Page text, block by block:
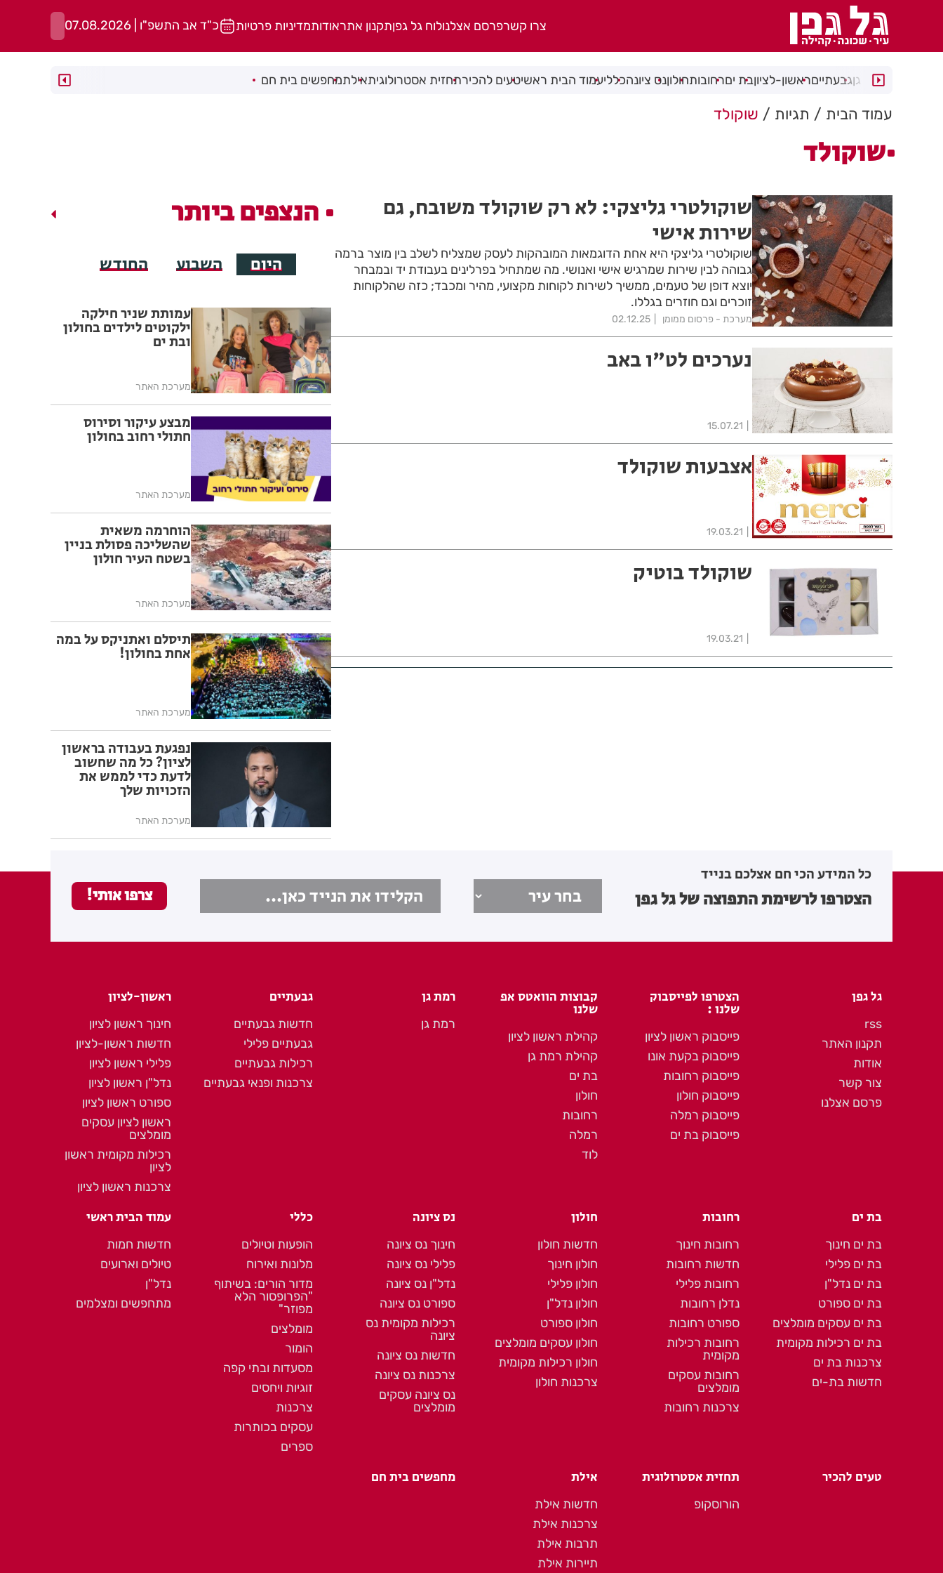
צרו קשרפרסם אצלנולוח גל גפןתקנון אתראודותמדיניות פרטיות כ"ד אב התשפ"ו | 07.08.2026
רמת גןגבעתייםראשון-לציוןבת יםרחובותחולוןנס ציונהכלליעמוד הבית ראשיטעים להכירתחזית אסטרולוגיתאילתמחפשים בית חם
עמוד הבית תגיות שוקולד
שוקולד
שוקולטרי גליצקי: לא רק שוקולד משובח, גם
שירות אישי
שוקולטרי גליצקי היא אחת הדוגמאות המובהקות לעסק שמצליח לשלב בין מוצר ברמה
גבוהה לבין שירות שמרגיש אישי ואנושי. מה שמתחיל בפרלינים בעבודת יד ובמבחר
יוצא דופן של טעמים, ממשיך לשירות לקוחות מקצועי, מהיר ומכבד; כזה שהלקוחות
זוכרים וגם חוזרים בגללו.
מערכת - פרסום ממומן 02.12.25
נערכים לט"ו באב
15.07.21
אצבעות שוקולד
19.03.21
שוקולד בוטיק
19.03.21
הנצפים ביותר
היום השבוע החודש
עמותת שניר חילקה
ילקוטים לילדים בחולון
ובת ים
מערכת האתר
מבצע עיקור וסירוס
חתולי רחוב בחולון
מערכת האתר
הוחרמה משאית
שהשליכה פסולת בניין
בשטח העיר חולון
מערכת האתר
תיסלם ואתניקס על במה
אחת בחולון!
מערכת האתר
נפגעת בעבודה בראשון
לציון? כל מה שחשוב
לדעת כדי לממש את
הזכויות שלך
מערכת האתר
כל המידע הכי חם אצלכם בנייד
הצטרפו לרשימת התפוצה של גל גפן
גל גפן
rss
תקנון האתר
אודות
צור קשר
פרסם אצלנו
הצטרפו לפייסבוק
שלנו :
פייסבוק ראשון לציון
פייסבוק בקעת אונו
פייסבוק רחובות
פייסבוק חולון
פייסבוק רמלה
פייסבוק בת ים
קבוצות הוואטס אפ
שלנו
קהילת ראשון לציון
קהילת רמת גן
בת ים
חולון
רחובות
רמלה
לוד
רמת גן
רמת גן
גבעתיים
חדשות גבעתיים
גבעתיים פלילי
רכילות גבעתיים
צרכנות ופנאי גבעתיים
ראשון-לציון
חינוך ראשון לציון
חדשות ראשון-לציון
פלילי ראשון לציון
נדל"ן ראשון לציון
ספורט ראשון לציון
ראשון לציון עסקים
מומלצים
רכילות מקומית ראשון
לציון
צרכנות ראשון לציון
בת ים
בת ים חינוך
בת ים פלילי
בת ים נדל"ן
בת ים ספורט
בת ים עסקים מומלצים
בת ים רכילות מקומית
צרכנות בת ים
חדשות בת-ים
רחובות
רחובות חינוך
חדשות רחובות
רחובות פלילי
נדלן רחובות
ספורט רחובות
רחובות רכילות
מקומית
רחובות עסקים
מומלצים
צרכנות רחובות
חולון
חדשות חולון
חולון חינוך
חולון פלילי
חולון נדל"ן
חולון ספורט
חולון עסקים מומלצים
חולון רכילות מקומית
צרכנות חולון
נס ציונה
חינוך נס ציונה
פלילי נס ציונה
נדל"ן נס ציונה
ספורט נס ציונה
רכילות מקומית נס
ציונה
חדשות נס ציונה
צרכנות נס ציונה
נס ציונה עסקים
מומלצים
כללי
הופעות וטיולים
מלונות ואירוח
מדור הורים: בשיתוף
"הפרופסור הלא
מפוזר"
מומלצים
הומור
מסעדות ובתי קפה
זוגיות ויחסים
צרכנות
עסקים בכותרות
ספרים
עמוד הבית ראשי
חדשות חמות
טיולים וארועים
נדל"ן
מתחפשים ומצלמים
טעים להכיר תחזית אסטרולוגית
הורוסקופ
אילת
חדשות אילת
צרכנות אילת
תרבות אילת
תיירות אילת
מחפשים בית חם